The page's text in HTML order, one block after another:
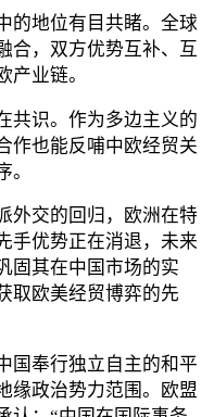
的地位有目共睹。全球
合，双方优势互补、互
产业链。
共识。作为多边主义的
作也能反哺中欧经贸关
。
外交的回归，欧洲在特
手优势正在消退，未来
固其在中国市场的实
取欧美经贸博弈的先
国奉行独立自主的和平
缘政治势力范围。欧盟